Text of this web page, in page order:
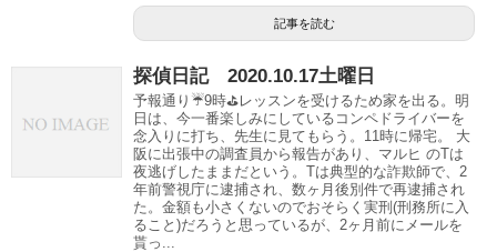
記事を読む
探偵日記 2020.10.17土曜日
予報通り☔️9時⛳️レッスンを受けるため家を出る。明
日は、今一番楽しみにしているコンペドライバーを
念入りに打ち、先生に見てもらう。11時に帰宅。 大
阪に出張中の調査員から報告があり、マルヒ のTは
夜逃げしたままだという。Tは典型的な詐欺師で、2
年前警視庁に逮捕され、数ヶ月後別件で再逮捕され
た。金額も小さくないのでおそらく実刑(刑務所に入
ること)だろうと思っているが、2ヶ月前にメールを
貰っ...